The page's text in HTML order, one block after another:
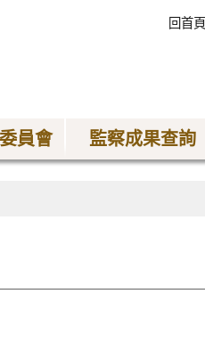
回首頁
員會 監察成果查詢